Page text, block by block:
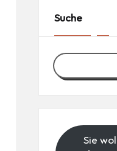
Suche
Sie